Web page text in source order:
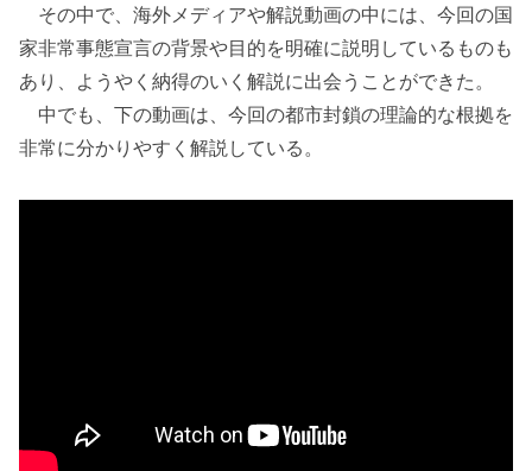
その中で、海外メディアや解説動画の中には、今回の国
家非常事態宣言の背景や目的を明確に説明しているものも
あり、ようやく納得のいく解説に出会うことができた。
中でも、下の動画は、今回の都市封鎖の理論的な根拠を
非常に分かりやすく解説している。